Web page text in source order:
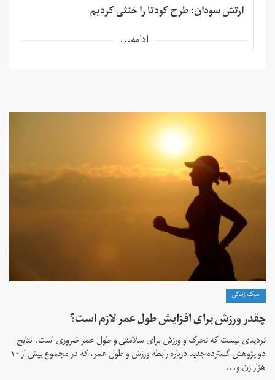
ارتش سودان: طرح کودتا را خنثی کردیم
ادامه...
سبک زندگی
چقدر ورزش برای افزایش طول عمر لازم است؟
تردیدی نیست که تحرک و ورزش برای سلامتی و طول عمر ضروری است. نتایج
دو پژوهش گسترده جدید درباره رابطه ورزش و طول عمر، که در مجموع بیش از ۱۰
هزار زن و...